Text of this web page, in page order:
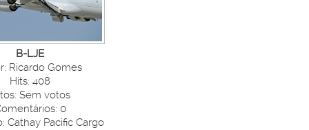
B-LJE
Ricardo Gomes
Hits: 408
Sem votos
0
Cathay Pacific Cargo